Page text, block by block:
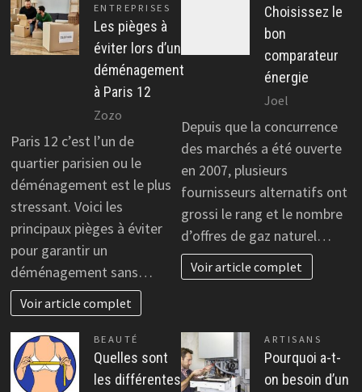
ENTREPRISES
Les pièges à
éviter lors d’un
déménagement
à Paris 12
Zozo
Paris 12 c’est l’un de
quartier parisien ou le
déménagement est le plus
stressant. Voici les
principaux pièges à éviter
pour garantir un
déménagement sans…
Voir article complet
Choisissez le
bon
comparateur
énergie
Joel
Depuis que la concurrence
des marchés a été ouverte
en 2007, plusieurs
fournisseurs alternatifs ont
grossi le rang et le nombre
d’offres de gaz naturel…
Voir article complet
BEAUTÉ
Quelles sont
les différentes
ARTISANS
Pourquoi a-t-
on besoin d’un